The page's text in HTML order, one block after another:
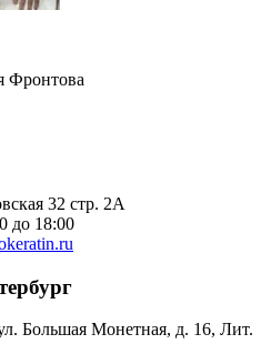
Фронтова
32 стр. 2А
до 18:00
Большая Монетная, д. 16, Лит.